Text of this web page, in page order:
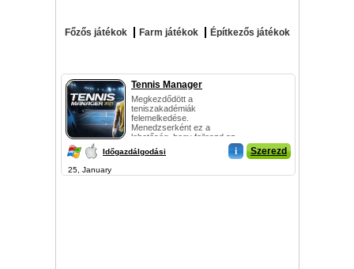
Főzős játékok Farm játékok Építkezős játékok
Tennis Manager
Megkezdődött a
teniszakadémiák
felemelkedése.
Menedzserként ez a
lehetőség, hogy fejleszd az
akadémiádat, é...
Időgazdálgodási i Szerezd
25, January